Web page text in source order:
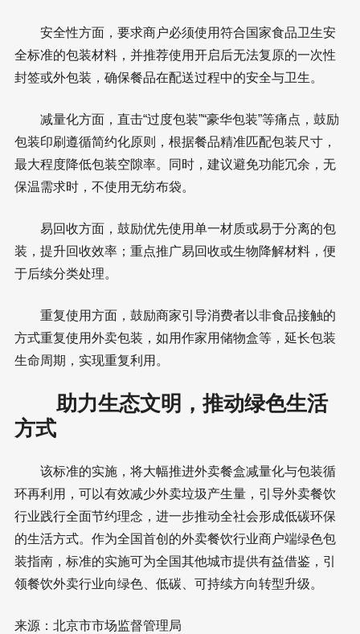
安全性方面，要求商户必须使用符合国家食品卫生安
全标准的包装材料，并推荐使用开启后无法复原的一次性
封签或外包装，确保餐品在配送过程中的安全与卫生。
减量化方面，直击“过度包装”“豪华包装”等痛点，鼓励
包装印刷遵循简约化原则，根据餐品精准匹配包装尺寸，
最大程度降低包装空隙率。同时，建议避免功能冗余，无
保温需求时，不使用无纺布袋。
易回收方面，鼓励优先使用单一材质或易于分离的包
装，提升回收效率；重点推广易回收或生物降解材料，便
于后续分类处理。
重复使用方面，鼓励商家引导消费者以非食品接触的
方式重复使用外卖包装，如用作家用储物盒等，延长包装
生命周期，实现重复利用。
助力生态文明，推动绿色生活
方式
该标准的实施，将大幅推进外卖餐盒减量化与包装循
环再利用，可以有效减少外卖垃圾产生量，引导外卖餐饮
行业践行全面节约理念，进一步推动全社会形成低碳环保
的生活方式。作为全国首创的外卖餐饮行业商户端绿色包
装指南，标准的实施可为全国其他城市提供有益借鉴，引
领餐饮外卖行业向绿色、低碳、可持续方向转型升级。
来源：北京市市场监督管理局